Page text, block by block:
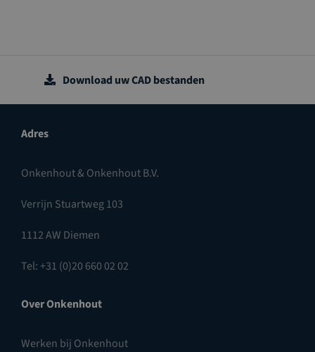
Download uw CAD bestanden
Adres
Onkenhout & Onkenhout B.V.
Verrijn Stuartweg 103
1112 AW Diemen
Tel: +31 (0)20 660 02 02
Over Onkenhout
Werken bij Onkenhout